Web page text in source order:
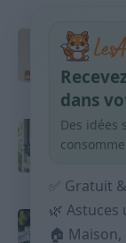
9
dans
Des idées
✅ Gratuit
🌿
🏠